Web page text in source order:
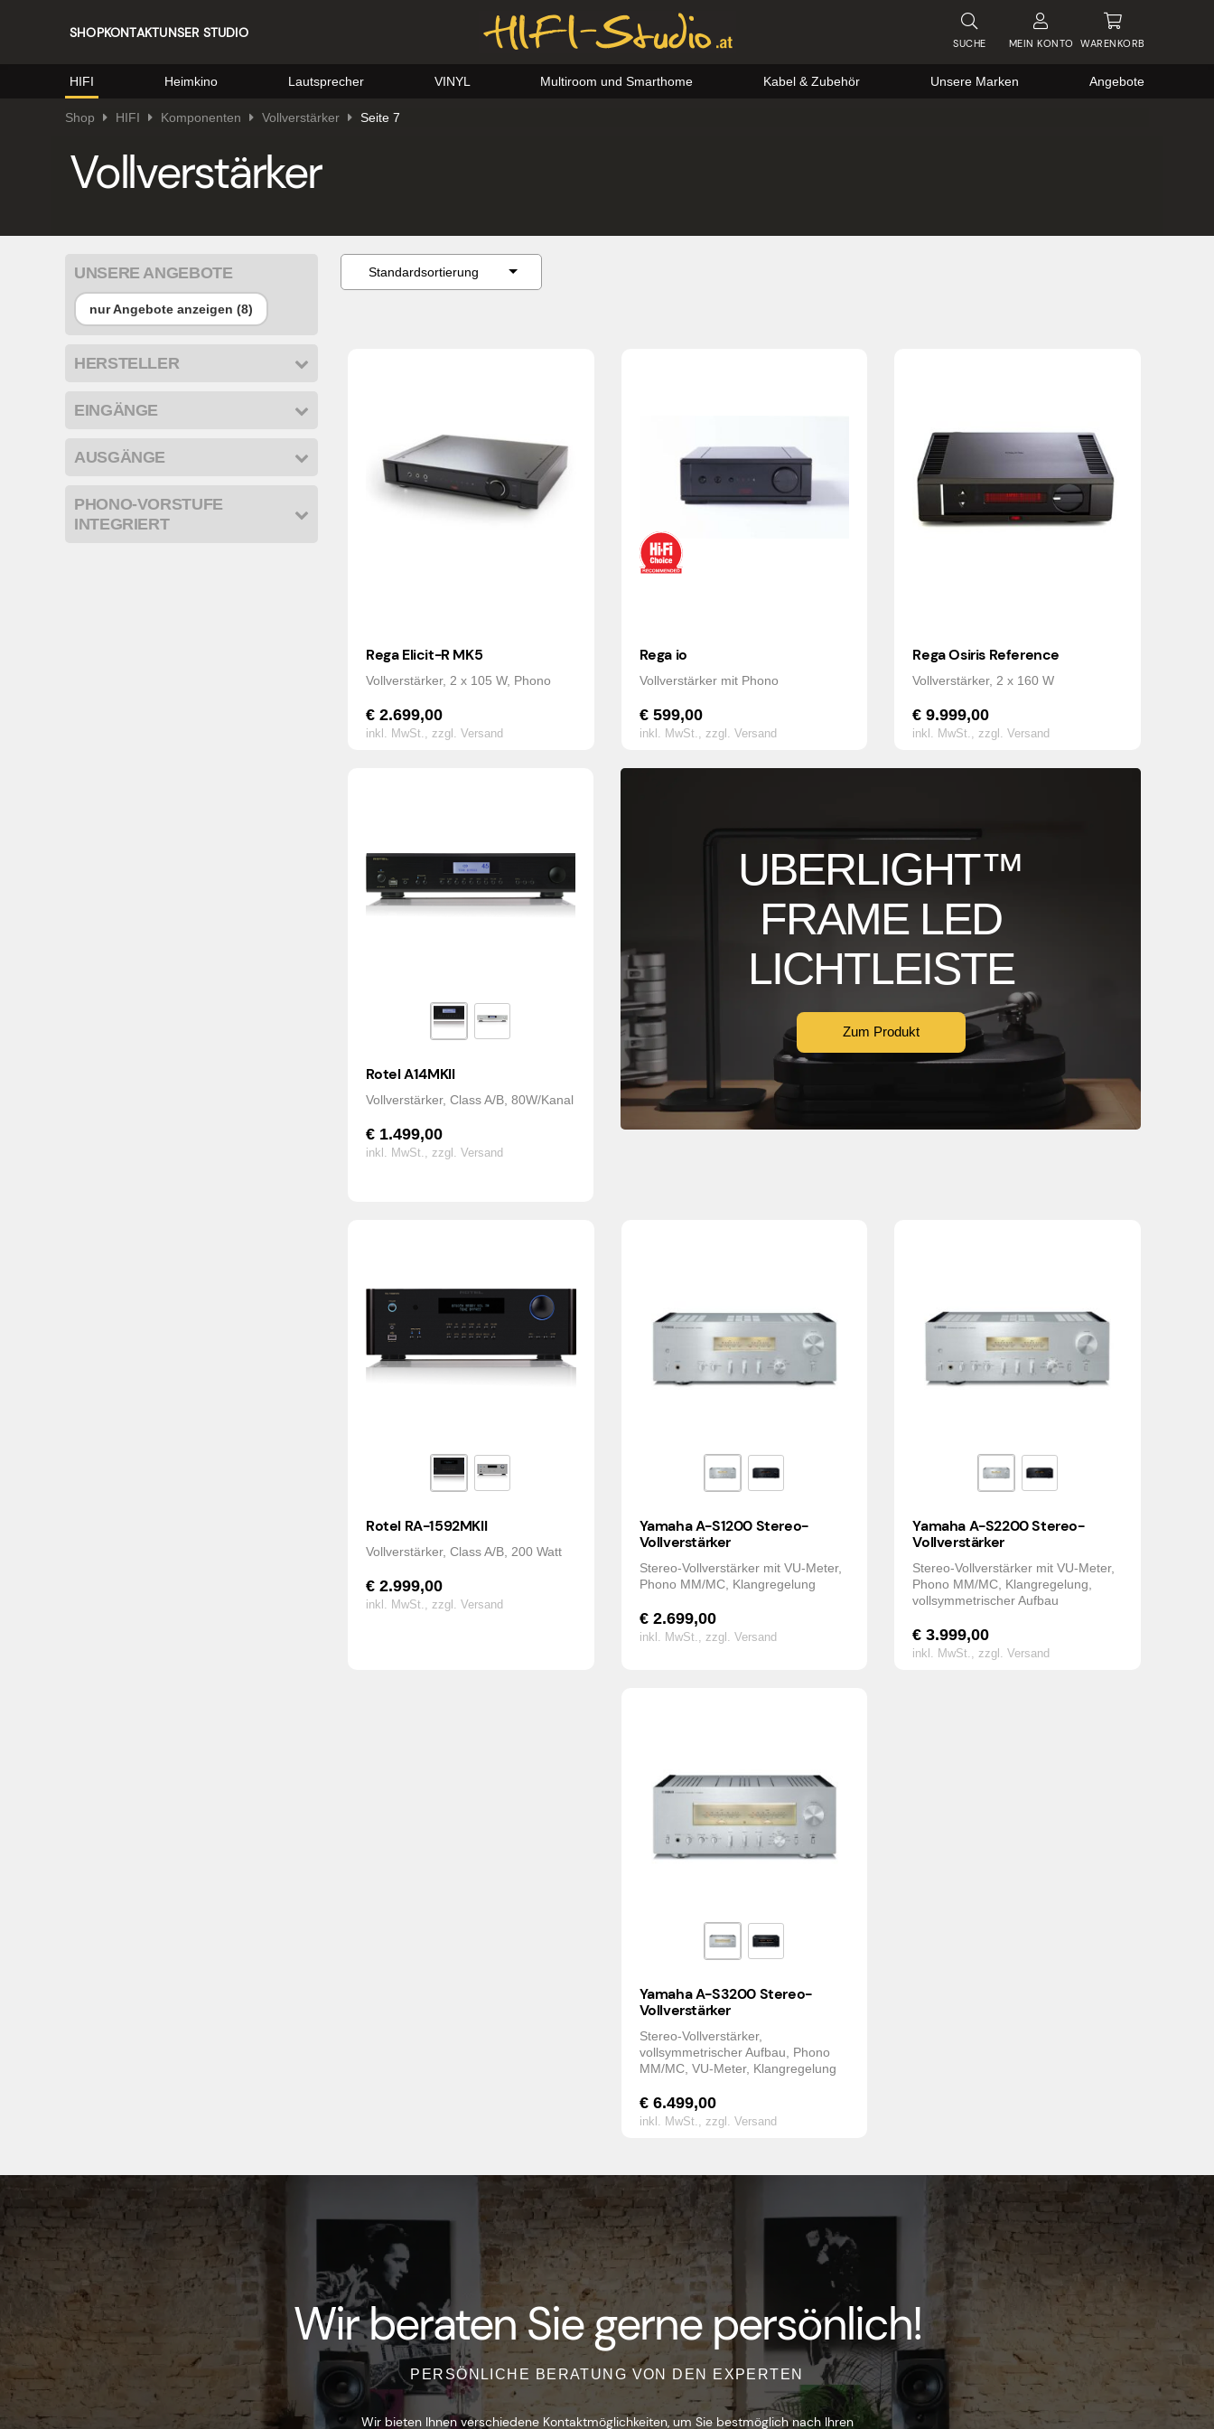
SHOPKONTAKTUNSER STUDIO
SUCHE MEIN KONTO WARENKORB
HIFI Heimkino Lautsprecher VINYL Multiroom und Smarthome Kabel & Zubehör Unsere Marken Angebote
Shop HIFI Komponenten Vollverstärker Seite 7
Vollverstärker
UNSERE ANGEBOTE
nur Angebote anzeigen (8)
HERSTELLER
EINGÄNGE
AUSGÄNGE
PHONO-VORSTUFE
INTEGRIERT
Rega Elicit-R MK5
Vollverstärker, 2 x 105 W, Phono
€2.699,00
inkl. MwSt., zzgl. Versand
Rega io
Vollverstärker mit Phono
€599,00
inkl. MwSt., zzgl. Versand
Rega Osiris Reference
Vollverstärker, 2 x 160 W
€ 9.999,00
inkl. MwSt.,zzgl. Versand
Rotel A14MKII
Vollverstärker, Class A/B, 80W/Kanal
€1.499,00
inkl. MwSt., zzgl. Versand
UBERLIGHT™
FRAME LED
LICHTLEISTE
Zum Produkt
Rotel RA-1592MKII
Vollverstärker, Class A/B, 200 Watt
€2.999,00
inkl. MwSt., zzgl. Versand
Yamaha A-S1200 Stereo-
Vollverstärker
Stereo-Vollverstärker mit VU-Meter,
Phono MM/MC, Klangregelung
€2.699,00
inkl. MwSt., zzgl. Versand
Yamaha A-S2200 Stereo-
Vollverstärker
Stereo-Vollverstärker mit VU-Meter,
Phono MM/MC, Klangregelung,
vollsymmetrischer Aufbau
€ 3.999,00
inkl. MwSt.,zzgl. Versand
Yamaha A-S3200 Stereo-
Vollverstärker
Stereo-Vollverstärker,
vollsymmetrischer Aufbau, Phono
MM/MC, VU-Meter, Klangregelung
€6.499,00
inkl. MwSt., zzgl. Versand
Wir beraten Sie gerne persönlich!
PERSÖNLICHE BERATUNG VON DEN EXPERTEN
Wir bieten Ihnen verschiedene Kontaktmöglichkeiten, um Sie bestmöglich nach Ihren